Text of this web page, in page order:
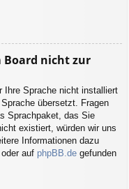
Board nicht zur
Ihre Sprache nicht installiert
übersetzt. Fragen
Sprachpaket, das Sie
existiert, würden wir uns
Informationen dazu
oder auf phpBB.de gefunden